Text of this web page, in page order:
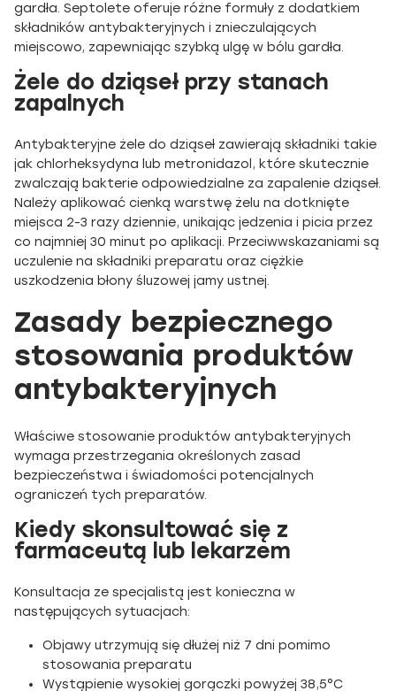
gardła. Septolete oferuje różne formuły z dodatkiem
składników antybakteryjnych i znieczulających
miejscowo, zapewniając szybką ulgę w bólu gardła.
Żele do dziąseł przy stanach
zapalnych
Antybakteryjne żele do dziąseł zawierają składniki takie
jak chlorheksydyna lub metronidazol, które skutecznie
zwalczają bakterie odpowiedzialne za zapalenie dziąseł.
Należy aplikować cienką warstwę żelu na dotknięte
miejsca 2-3 razy dziennie, unikając jedzenia i picia przez
co najmniej 30 minut po aplikacji. Przeciwwskazaniami są
uczulenie na składniki preparatu oraz ciężkie
uszkodzenia błony śluzowej jamy ustnej.
Zasady bezpiecznego
stosowania produktów
antybakteryjnych
Właściwe stosowanie produktów antybakteryjnych
wymaga przestrzegania określonych zasad
bezpieczeństwa i świadomości potencjalnych
ograniczeń tych preparatów.
Kiedy skonsultować się z
farmaceutą lub lekarzem
Konsultacja ze specjalistą jest konieczna w
następujących sytuacjach:
Objawy utrzymują się dłużej niż 7 dni pomimo
stosowania preparatu
Wystąpienie wysokiej gorączki powyżej 38,5°C